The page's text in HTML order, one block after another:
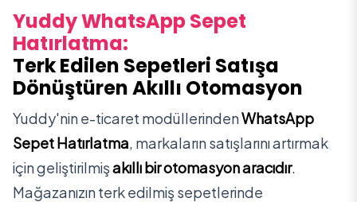
Yuddy WhatsApp Sepet
Hatırlatma:
Terk Edilen Sepetleri Satışa
Dönüştüren Akıllı Otomasyon
Yuddy'nin e-ticaret modüllerindenWhatsApp
Sepet Hatırlatma, markaların satışlarını artırmak
için geliştirilmişakıllı bir otomasyon aracıdır.
Mağazanızın terk edilmiş sepetlerinde